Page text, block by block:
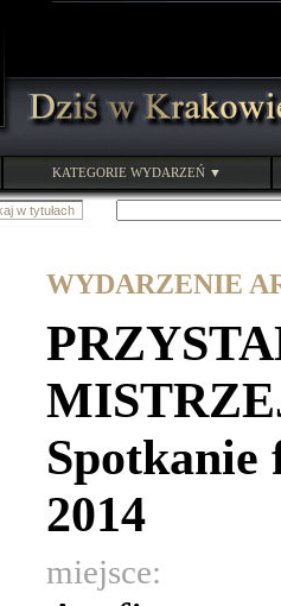
KATEGORIE WYDARZEŃ ▼
WYDARZENIE
2014
miejsce: